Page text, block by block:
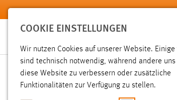
Zum Hauptinhalt springen
SUCHE
COOKIE EINSTELLUNGEN
Wir nutzen Cookies auf unserer Website. Einige
sind technisch notwendig, während andere uns
diese Website zu verbessern oder zusätzliche
Funktionalitäten zur Verfügung zu stellen.